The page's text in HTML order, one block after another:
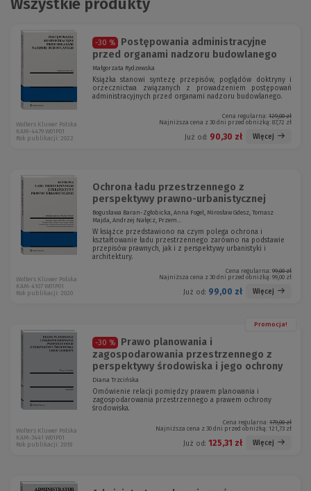
Wszystkie produkty
-30 %
Postępowania administracyjne
przed organami nadzoru budowlanego
Małgorzata Rydzewska
Książka stanowi syntezę przepisów, poglądów doktryny i
orzecznictwa związanych z prowadzeniem postępowań
administracyjnych przed organami nadzoru budowlanego.
Cena regularna: 129,00 zł
Najniższa cena z 30 dni przed obniżką: 87,72 zł
Już od: 90,30 zł Więcej
Wolters Kluwer Polska
KAM-4479 W01P01
Rok publikacji: 2022
Ochrona ładu przestrzennego z
perspektywy prawno-urbanistycznej
Bogusława Baran-Zgłobicka, Anna Fogel, Mirosław Gdesz, Tomasz
Majda, Andrzej Nałęcz, Przem...
W książce przedstawiono na czym polega ochrona i
kształtowanie ładu prze­strzennego zarówno na podstawie
przepisów prawnych, jak i z perspektywy urbanistyki i
architektury.
Cena regularna: 99,00 zł
Najniższa cena z 30 dni przed obniżką: 99,00 zł
Już od: 99,00 zł Więcej
Wolters Kluwer Polska
KAM-4107 W01P01
Rok publikacji: 2020
Promocja!
-30 %
Prawo planowania i
zagospodarowania przestrzennego z
perspektywy środowiska i jego ochrony
Diana Trzcińska
Omówienie relacji pomiędzy prawem planowania i
zagospodarowania przestrzennego a prawem ochrony
środowiska.
Cena regularna: 179,00 zł
Najniższa cena z 30 dni przed obniżką: 121,73 zł
Już od: 125,31 zł Więcej
Wolters Kluwer Polska
KAM-3441 W01P01
Rok publikacji: 2018